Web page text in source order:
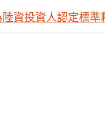
資投資人認定標準